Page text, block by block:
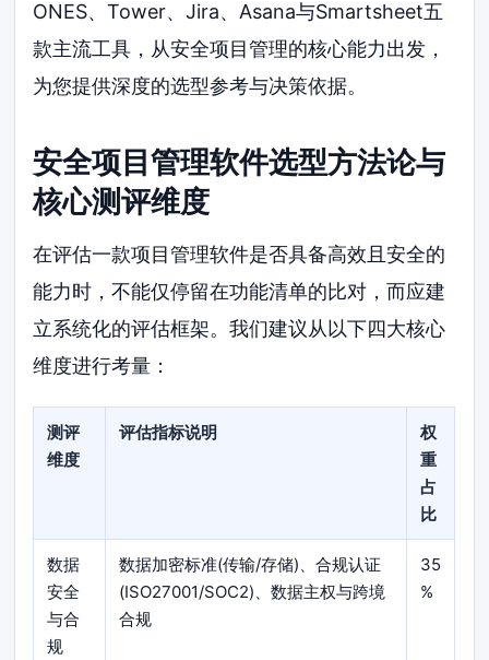
ONES、Tower、Jira、Asana与Smartsheet五
款主流工具，从安全项目管理的核心能力出发，
为您提供深度的选型参考与决策依据。
安全项目管理软件选型方法论与
核心测评维度
在评估一款项目管理软件是否具备高效且安全的
能力时，不能仅停留在功能清单的比对，而应建
立系统化的评估框架。我们建议从以下四大核心
维度进行考量：
测评
维度
评估指标说明
权
重
占
比
数据
安全
与合
规
数据加密标准(传输/存储)、合规认证
(ISO27001/SOC2)、数据主权与跨境
合规
35
%